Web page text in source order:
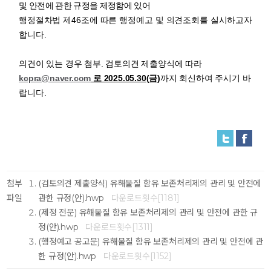
및 안전에 관한 규정을 제정함에 있어
행정절차법 제46조에 따른 행정예고 및 의견조회를 실시하고자
합니다.
의견이 있는 경우 첨부. 검토의견 제출양식에 따라
kcpra@naver.com 로 2025.05.30(금)까지 회신하여 주시기 바
랍니다.
첨부
파일
(검토의견 제출양식) 유해물질 함유 보존처리제의 관리 및 안전에
관한 규정(안).hwp
다운로드횟수[1181]
(제정 전문) 유해물질 함유 보존처리제의 관리 및 안전에 관한 규
정(안).hwp
다운로드횟수[1311]
(행정예고 공고문) 유해물질 함유 보존처리제의 관리 및 안전에 관
한 규정(안).hwp
다운로드횟수[1152]